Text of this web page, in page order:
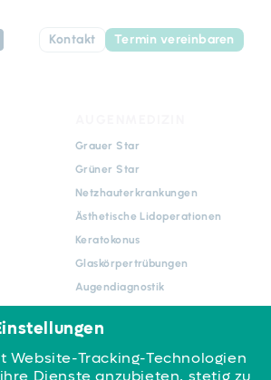
Kontakt Termin vereinbaren
Navigation
Grauer Star
Grüner Star
Netzhauterkrankungen
Ästhetische Lidoperationen
Keratokonus
Glaskörpertrübungen
Augendiagnostik
Kindersprechstunde